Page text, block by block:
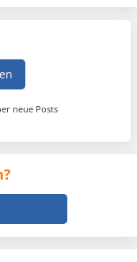
neue Posts